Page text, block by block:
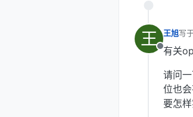
王
离线
王旭写
最
有关
请问
位也
要怎样